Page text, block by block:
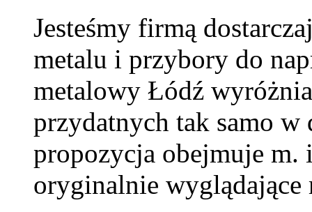
Jesteśmy firmą
metalu i przybory do
metalowy Łódź
przydatnych tak samo w
propozycja obejmuje m.
oryginalnie wyglądające